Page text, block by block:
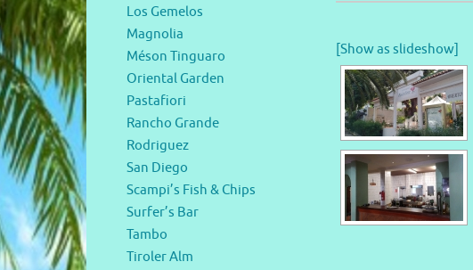
[Show as slideshow]
Los Gemelos
Magnolia
Méson Tinguaro
Oriental Garden
Pastafiori
Rancho Grande
Rodriguez
San Diego
Scampi’s Fish & Chips
Surfer’s Bar
Tambo
Tiroler Alm